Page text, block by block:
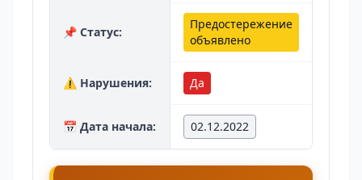
📌 Статус:
Предостережение
объявлено
⚠️ Нарушения: Да
📅 Дата начала: 02.12.2022